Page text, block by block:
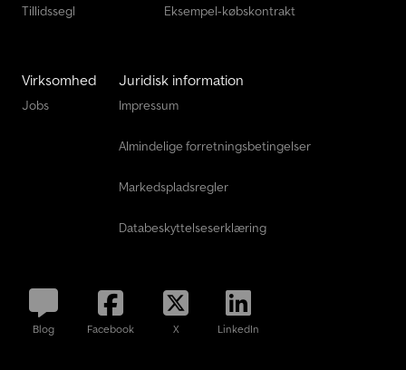
Tillidssegl Eksempel-købskontrakt
Virksomhed
Jobs
Juridisk information
Impressum
Almindelige forretningsbetingelser
Markedspladsregler
Databeskyttelseserklæring
Blog Facebook X LinkedIn